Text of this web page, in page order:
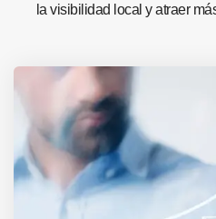
la visibilidad local y atraer